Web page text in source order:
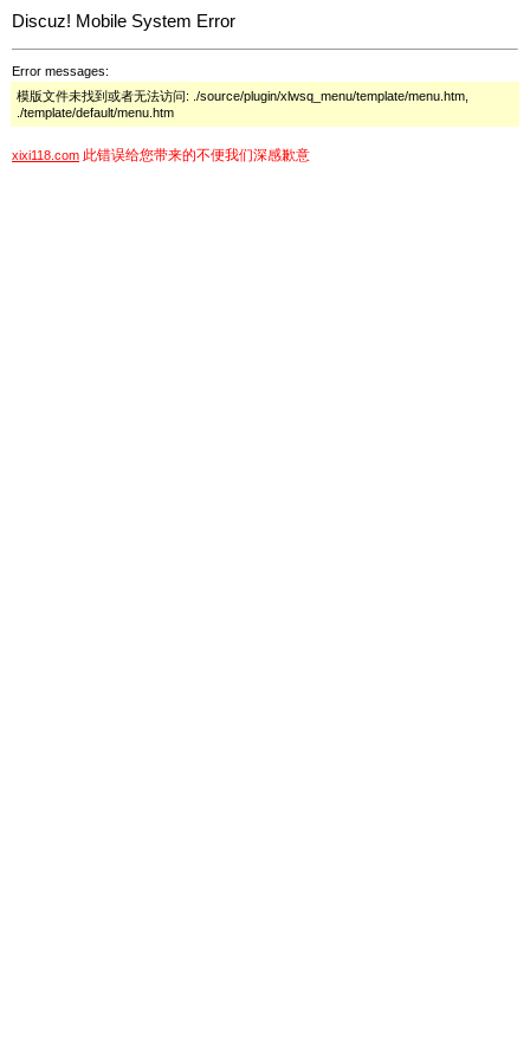
Discuz! Mobile System Error
Error messages:
模版文件未找到或者无法访问: ./source/plugin/xlwsq_menu/template/menu.htm,
./template/default/menu.htm
xixi118.com 此错误给您带来的不便我们深感歉意